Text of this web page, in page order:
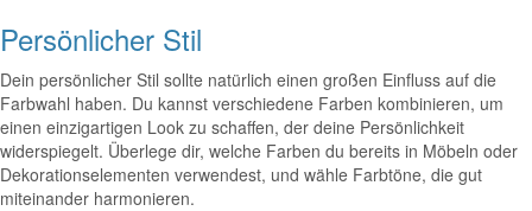
Persönlicher Stil
Dein persönlicher Stil sollte natürlich einen großen Einfluss auf die
Farbwahl haben. Du kannst verschiedene Farben kombinieren, um
einen einzigartigen Look zu schaffen, der deine Persönlichkeit
widerspiegelt. Überlege dir, welche Farben du bereits in Möbeln oder
Dekorationselementen verwendest, und wähle Farbtöne, die gut
miteinander harmonieren.